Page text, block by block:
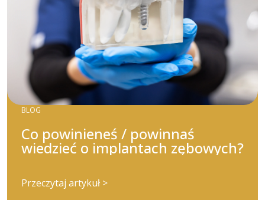
BLOG
Co powinieneś / powinnaś
wiedzieć o implantach zębowych?
Przeczytaj artykuł >